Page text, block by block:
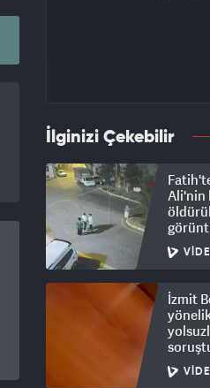
İlginizi Çekebilir
Ali'nin
çıktı:
İzmit
rüşvet
ortaya